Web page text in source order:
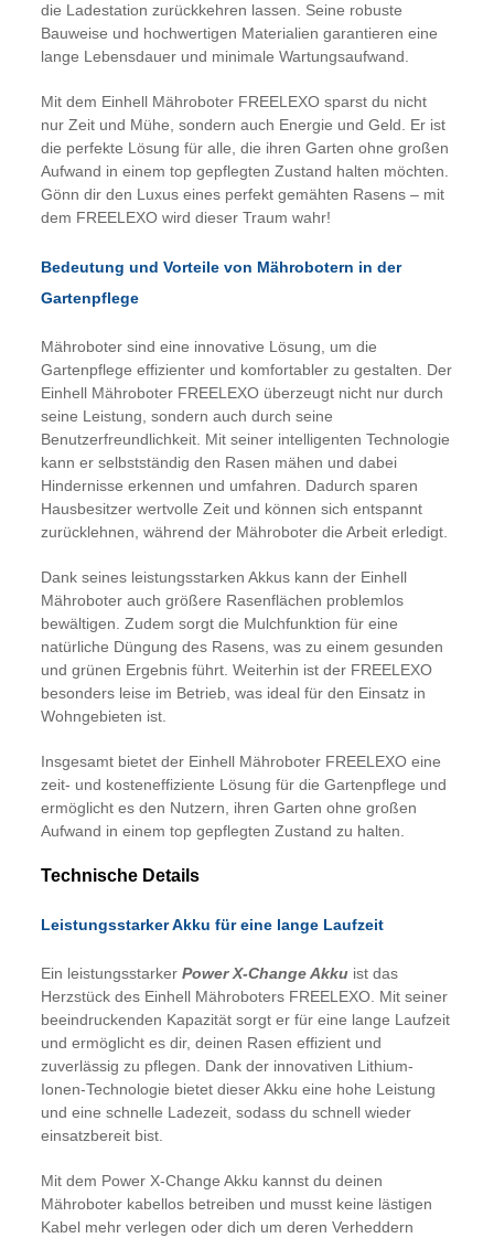
die Ladestation zurückkehren lassen. Seine robuste
Bauweise und hochwertigen Materialien garantieren eine
lange Lebensdauer und minimale Wartungsaufwand.
Mit dem Einhell Mähroboter FREELEXO sparst du nicht
nur Zeit und Mühe, sondern auch Energie und Geld. Er ist
die perfekte Lösung für alle, die ihren Garten ohne großen
Aufwand in einem top gepflegten Zustand halten möchten.
Gönn dir den Luxus eines perfekt gemähten Rasens – mit
dem FREELEXO wird dieser Traum wahr!
Bedeutung und Vorteile von Mährobotern in der
Gartenpflege
Mähroboter sind eine innovative Lösung, um die
Gartenpflege effizienter und komfortabler zu gestalten. Der
Einhell Mähroboter FREELEXO überzeugt nicht nur durch
seine Leistung, sondern auch durch seine
Benutzerfreundlichkeit. Mit seiner intelligenten Technologie
kann er selbstständig den Rasen mähen und dabei
Hindernisse erkennen und umfahren. Dadurch sparen
Hausbesitzer wertvolle Zeit und können sich entspannt
zurücklehnen, während der Mähroboter die Arbeit erledigt.
Dank seines leistungsstarken Akkus kann der Einhell
Mähroboter auch größere Rasenflächen problemlos
bewältigen. Zudem sorgt die Mulchfunktion für eine
natürliche Düngung des Rasens, was zu einem gesunden
und grünen Ergebnis führt. Weiterhin ist der FREELEXO
besonders leise im Betrieb, was ideal für den Einsatz in
Wohngebieten ist.
Insgesamt bietet der Einhell Mähroboter FREELEXO eine
zeit- und kosteneffiziente Lösung für die Gartenpflege und
ermöglicht es den Nutzern, ihren Garten ohne großen
Aufwand in einem top gepflegten Zustand zu halten.
Technische Details
Leistungsstarker Akku für eine lange Laufzeit
Ein leistungsstarker Power X-Change Akku ist das
Herzstück des Einhell Mähroboters FREELEXO. Mit seiner
beeindruckenden Kapazität sorgt er für eine lange Laufzeit
und ermöglicht es dir, deinen Rasen effizient und
zuverlässig zu pflegen. Dank der innovativen Lithium-
Ionen-Technologie bietet dieser Akku eine hohe Leistung
und eine schnelle Ladezeit, sodass du schnell wieder
einsatzbereit bist.
Mit dem Power X-Change Akku kannst du deinen
Mähroboter kabellos betreiben und musst keine lästigen
Kabel mehr verlegen oder dich um deren Verheddern